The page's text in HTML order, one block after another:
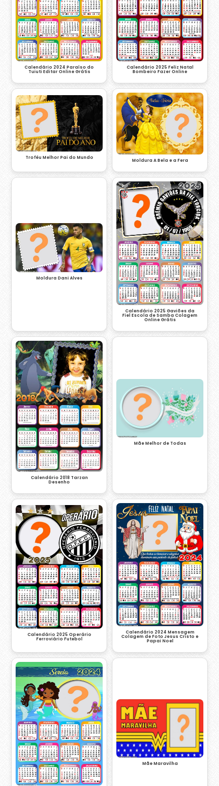
Calendário 2024 Paraíso do
Tuiuti Editar Online Grátis
Calendário 2025 Feliz Natal
Bombeiro Fazer Online
Troféu Melhor Pai do Mundo Moldura A Bela e a Fera
Moldura Dani Alves
Calendário 2025 Gaviões da
Fiel Escola de Samba Colagem
Online Grátis
Calendário 2018 Tarzan
Desenho
Mãe Melhor de Todas
Calendário 2025 Operário
Ferroviário Futebol
Calendário 2024 Mensagem
Colagem de Foto Jesus Cristo e
Papai Noel
Mãe Maravilha